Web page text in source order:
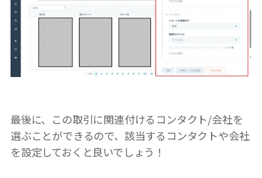
最後に、この取引に関連付けるコンタクト/会社を
選ぶことができるので、該当するコンタクトや会社
を設定しておくと良いでしょう！